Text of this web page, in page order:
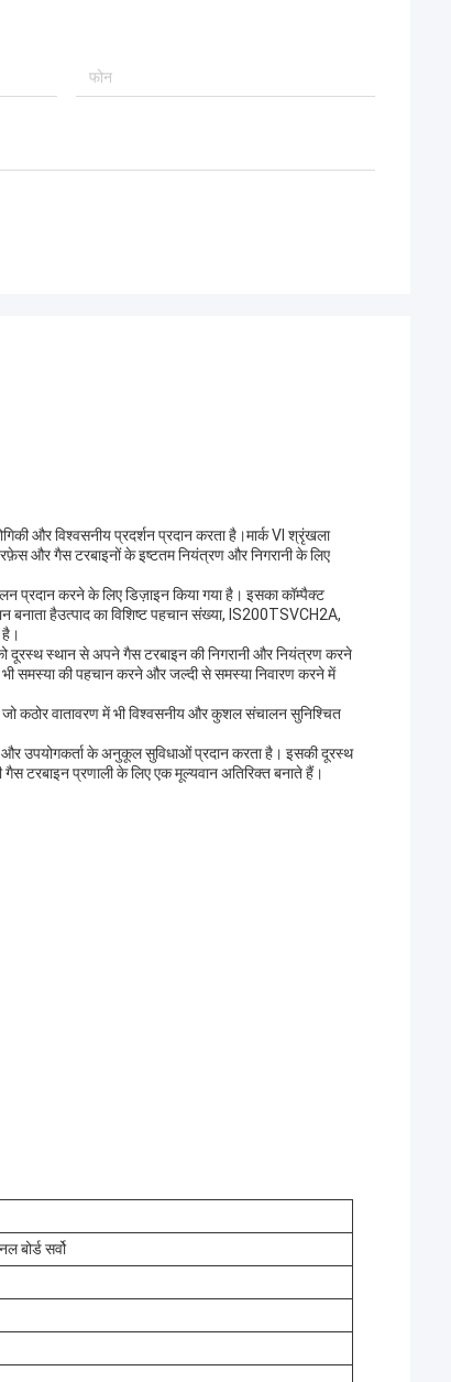
और विश्वसनीय प्रदर्शन प्रदान करता है।मार्क VI श्रृंखला
और गैस टरबाइनों के इष्टतम नियंत्रण और निगरानी के लिए
प्रदान करने के लिए डिज़ाइन किया गया है। इसका कॉम्पैक्ट
हैउत्पाद का विशिष्ट पहचान संख्या, IS200TSVCH2A,
है।
दूरस्थ स्थान से अपने गैस टरबाइन की निगरानी और नियंत्रण करने
भी समस्या की पहचान करने और जल्दी से समस्या निवारण करने में
कठोर वातावरण में भी विश्वसनीय और कुशल संचालन सुनिश्चित
और उपयोगकर्ता के अनुकूल सुविधाओं प्रदान करता है। इसकी दूरस्थ
टरबाइन प्रणाली के लिए एक मूल्यवान अतिरिक्त बनाते हैं।
बोर्ड सर्वो